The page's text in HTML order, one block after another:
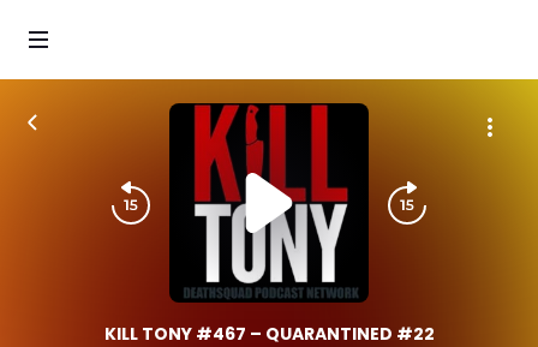
KILL TONY #467 – QUARANTINED #22